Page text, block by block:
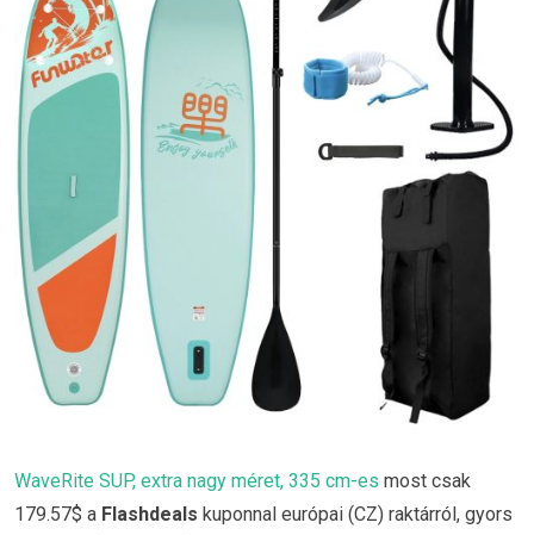
WaveRite SUP, extra nagy méret, 335 cm-es most csak
179.57$ a Flashdeals kuponnal európai (CZ) raktárról, gyors